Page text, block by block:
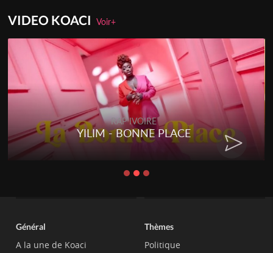
VIDEO KOACIVoir+
RAP IVOIRE
YILIM - BONNE PLACE
Général
A la une de Koaci
Thèmes
Politique